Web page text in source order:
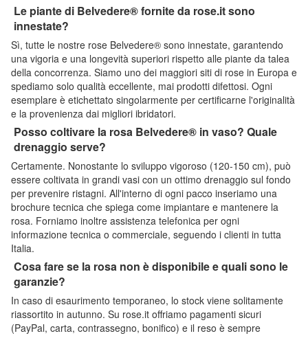
Le piante di Belvedere® fornite da rose.it sono
innestate?
Sì, tutte le nostre rose Belvedere® sono innestate, garantendo
una vigoria e una longevità superiori rispetto alle piante da talea
della concorrenza. Siamo uno dei maggiori siti di rose in Europa e
spediamo solo qualità eccellente, mai prodotti difettosi. Ogni
esemplare è etichettato singolarmente per certificarne l'originalità
e la provenienza dai migliori ibridatori.
Posso coltivare la rosa Belvedere® in vaso? Quale
drenaggio serve?
Certamente. Nonostante lo sviluppo vigoroso (120-150 cm), può
essere coltivata in grandi vasi con un ottimo drenaggio sul fondo
per prevenire ristagni. All'interno di ogni pacco inseriamo una
brochure tecnica che spiega come impiantare e mantenere la
rosa. Forniamo inoltre assistenza telefonica per ogni
informazione tecnica o commerciale, seguendo i clienti in tutta
Italia.
Cosa fare se la rosa non è disponibile e quali sono le
garanzie?
In caso di esaurimento temporaneo, lo stock viene solitamente
riassortito in autunno. Su rose.it offriamo pagamenti sicuri
(PayPal, carta, contrassegno, bonifico) e il reso è sempre